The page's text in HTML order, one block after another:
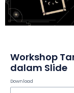
Workshop
dalam Slide
Download